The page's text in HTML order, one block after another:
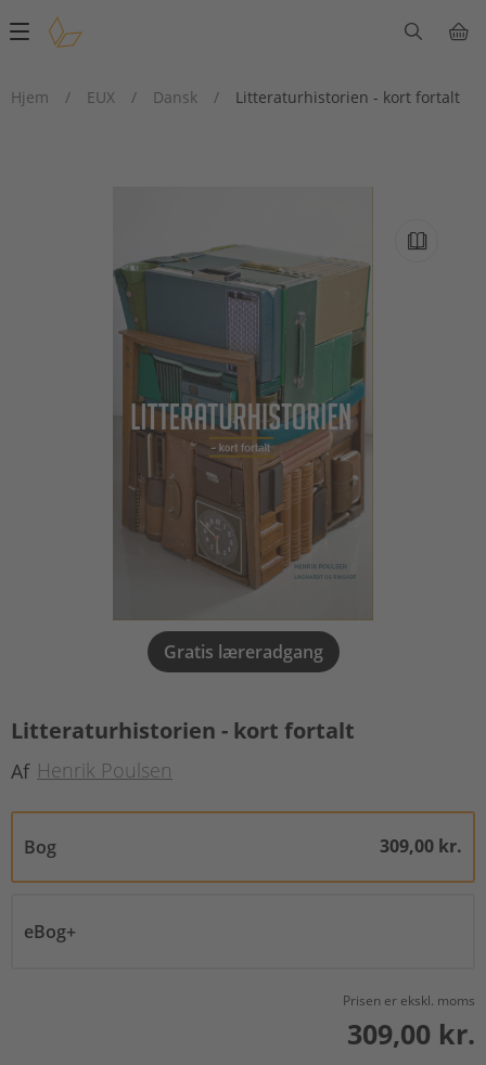
Main
Hjem
/ EUX / Dansk / Litteraturhistorien - kort fortalt
Gratis læreradgang
Litteraturhistorien - kort fortalt
Af Henrik Poulsen
Bog 309,00 kr.
eBog+
Prisen er ekskl. moms
309,00 kr.